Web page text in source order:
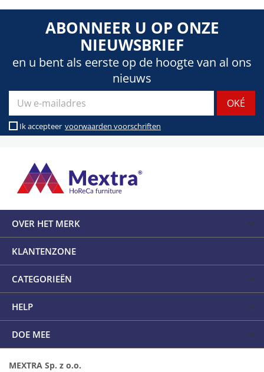
ABONNEER U OP ONZE
NIEUWSBRIEF
en u bent als eerste op de hoogte van al ons
nieuws
Ik accepteer voorwaarden voorschriften
OVER HET MERK
KLANTENZONE
CATEGORIEËN
HELP
DOE MEE
MEXTRA Sp. z o.o.